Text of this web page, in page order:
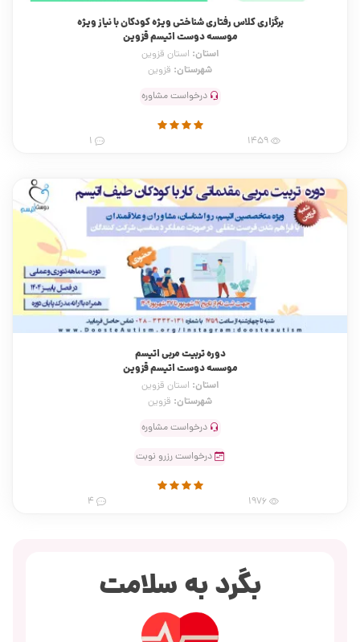
برگزاری کلاس رفتاری شناختی ویژه کودکان با نیاز ویژه
موسسه دوست اتیسم قزوین
استان: استان قزوین
شهرستان: قزوین
درخواست مشاوره
1459
دوره تربیت مربی اتیسم
موسسه دوست اتیسم قزوین
استان: استان قزوین
شهرستان: قزوین
درخواست مشاوره
درخواست رزرو نوبت
بگرد به سلامت